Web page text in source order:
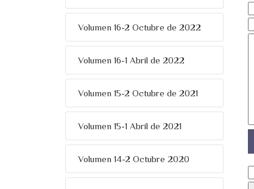
Volumen 16-2 Octubre de 2022
Volumen 16-1 Abril de 2022
Volumen 15-2 Octubre de 2021
Volumen 15-1 Abril de 2021
Volumen 14-2 Octubre 2020